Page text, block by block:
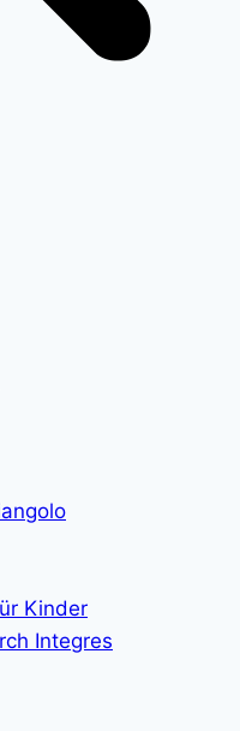
Kinder
Integres